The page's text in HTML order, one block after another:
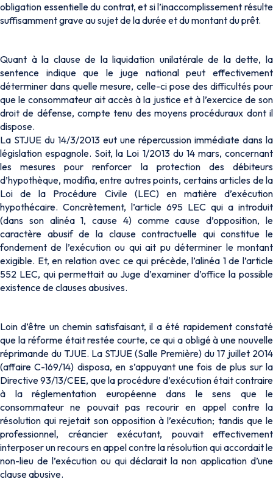
obligation essentielle du contrat, et si l’inaccomplissement résulte
suffisamment grave au sujet de la durée et du montant du prêt.
Quant à la clause de la liquidation unilatérale de la dette, la
sentence indique que le juge national peut effectivement
déterminer dans quelle mesure, celle-ci pose des difficultés pour
que le consommateur ait accès à la justice et à l’exercice de son
droit de défense, compte tenu des moyens procéduraux dont il
dispose.
La STJUE du 14/3/2013 eut une répercussion immédiate dans la
législation espagnole. Soit, la Loi 1/2013 du 14 mars, concernant
les mesures pour renforcer la protection des débiteurs
d’hypothèque, modifia, entre autres points, certains articles de la
Loi de la Procédure Civile (LEC) en matière d’exécution
hypothécaire. Concrètement, l’article 695 LEC qui a introduit
(dans son alinéa 1, cause 4) comme cause d’opposition, le
caractère abusif de la clause contractuelle qui constitue le
fondement de l’exécution ou qui ait pu déterminer le montant
exigible. Et, en relation avec ce qui précède, l’alinéa 1 de l’article
552 LEC, qui permettait au Juge d’examiner d’office la possible
existence de clauses abusives.
Loin d’être un chemin satisfaisant, il a été rapidement constaté
que la réforme était restée courte, ce qui a obligé à une nouvelle
réprimande du TJUE. La STJUE (Salle Première) du 17 juillet 2014
(affaire C-169/14) disposa, en s’appuyant une fois de plus sur la
Directive 93/13/CEE, que la procédure d’exécution était contraire
à la réglementation européenne dans le sens que le
consommateur ne pouvait pas recourir en appel contre la
résolution qui rejetait son opposition à l’exécution; tandis que le
professionnel, créancier exécutant, pouvait effectivement
interposer un recours en appel contre la résolution qui accordait le
non-lieu de l’exécution ou qui déclarait la non application d’une
clause abusive.